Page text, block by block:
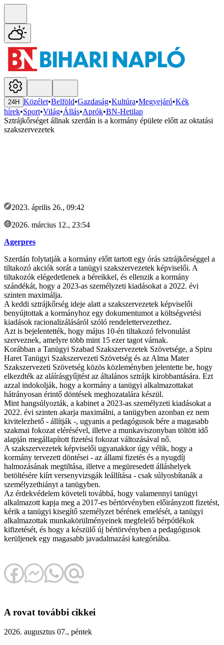
24H Közélet•Belföld•Gazdaság•Kultúra•Megyejáró•Kék
hírek•Sport•Világ•Állás•Aprók•BN-Hetilap
Sztrájkőrséget állnak szerdán is a kormány épülete előtt az oktatási
szakszervezetek
2023. április 26., 09:42
2026. március 12., 23:54
Agerpres
Szerdán folytatják a kormány előtt tartott egy órás sztrájkőrséggel a
tiltakozó akciók sorát a tanügyi szakszervezetek képviselői. A
tiltakozók elégedetlenek a béreikkel, és ellenzik a kormány
szándékát, hogy a 2023-as személyzeti kiadásokat a 2022. évi
szinten maximálja.
A keddi sztrájkőrség ideje alatt a szakszervezetek képviselői
benyújtottak a kormányhoz egy dokumentumot a költségvetési
kiadások racionalizálásáról szóló rendelettervezethez.
Azt is bejelentették, hogy május 10-én tiltakozó felvonulást
szerveznek, amelyre több mint 15 ezer tagot várnak.
Korábban a Tanügyi Szabad Szakszervezetek Szövetsége, a Spiru
Haret Tanügyi Szakszervezeti Szövetség és az Alma Mater
Szakszervezeti Szövetség közös közleményben jelentette be, hogy
elkezdték az aláírásgyűjtést az általános sztrájk kirobbantására. Ezt
azzal indokolják, hogy a kormány a tanügyi alkalmazottakat
hátrányosan érintő döntések meghozatalára készül.
Mint hangsúlyozták, a kabinet a 2023-as személyzeti kiadásokat a
2022. évi szinten akarja maximálni, a tanügyben azonban ez nem
kivitelezhető - állítják -, ugyanis a pedagógusok bére a magasabb
szakmai fokozat elérésével, illetve a munkaviszonyban töltött idő
alapján megállapított fizetési fokozat változásával nő.
A szakszervezetek képviselői ugyanakkor úgy vélik, hogy a
kormány tervezett döntései - az állami fizetés és a nyugdíj
halmozásának megtiltása, illetve a megüresedett álláshelyek
betöltésére kiírt versenyvizsgák leállítása - csak súlyosbítanák a
személyzethiányt a tanügyben.
Az érdekvédelem követeli továbbá, hogy valamennyi tanügyi
alkalmazott kapja meg a 2017-es bértörvényben előirányzott fizetést,
kérik a tanügyi kisegítő személyzet bérének emelését, a tanügyi
alkalmazottak munkakörülményeinek megfelelő bérpótlékok
kifizetését, és hogy a készülő új bértörvényben a pedagógusok
kerüljenek egy magasabb javadalmazási kategóriába.
A rovat további cikkei
2026. augusztus 07., péntek